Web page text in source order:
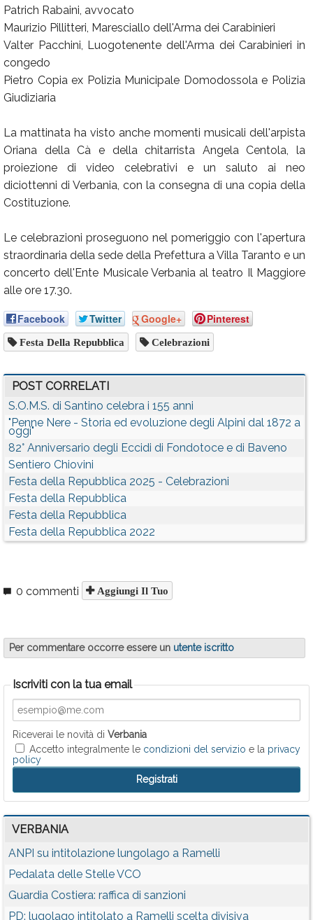
Patrich Rabaini, avvocato
Maurizio Pillitteri, Maresciallo dell'Arma dei Carabinieri
Valter Pacchini, Luogotenente dell'Arma dei Carabinieri in
congedo
Pietro Copia ex Polizia Municipale Domodossola e Polizia
Giudiziaria
La mattinata ha visto anche momenti musicali dell'arpista
Oriana della Cà e della chitarrista Angela Centola, la
proiezione di video celebrativi e un saluto ai neo
diciottenni di Verbania, con la consegna di una copia della
Costituzione.
Le celebrazioni proseguono nel pomeriggio con l'apertura
straordinaria della sede della Prefettura a Villa Taranto e un
concerto dell'Ente Musicale Verbania al teatro Il Maggiore
alle ore 17.30.
Facebook Twitter Google+ Pinterest
Festa Della Repubblica Celebrazioni
POST CORRELATI
S.O.M.S. di Santino celebra i 155 anni
"Penne Nere - Storia ed evoluzione degli Alpini dal 1872 a
oggi"
82° Anniversario degli Eccidi di Fondotoce e di Baveno
Sentiero Chiovini
Festa della Repubblica 2025 - Celebrazioni
Festa della Repubblica
Festa della Repubblica
Festa della Repubblica 2022
0 commenti Aggiungi Il Tuo
Per commentare occorre essere un utente iscritto
Iscriviti con la tua email
Riceverai le novità di Verbania
Accetto integralmente le condizioni del servizio e la privacy
policy
VERBANIA
ANPI su intitolazione lungolago a Ramelli
Pedalata delle Stelle VCO
Guardia Costiera: raffica di sanzioni
PD: lugolago intitolato a Ramelli scelta divisiva